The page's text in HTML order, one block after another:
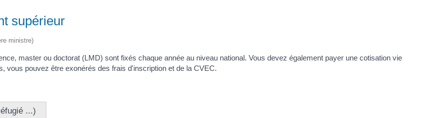
supérieur
ministre)
master ou doctorat (LMD) sont fixés chaque année au niveau national. Vous devez également payer une cotisation vie
vous pouvez être exonérés des frais d'inscription et de la CVEC.
...)